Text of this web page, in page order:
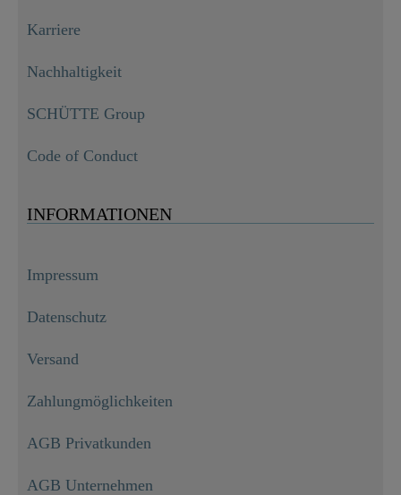
Karriere
Nachhaltigkeit
SCHÜTTE Group
Code of Conduct
INFORMATIONEN
Impressum
Datenschutz
Versand
Zahlungmöglichkeiten
AGB Privatkunden
AGB Unternehmen